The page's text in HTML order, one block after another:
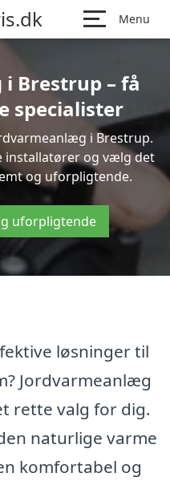
Menu
Brestrup – få
specialister
i Brestrup.
installatører og vælg det
og uforpligtende.
uforpligtende
løsninger til
Jordvarmeanlæg
rette valg for dig.
naturlige varme
komfortabel og